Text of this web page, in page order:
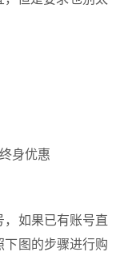
身优惠
，如果已有账号直
下图的步骤进行购